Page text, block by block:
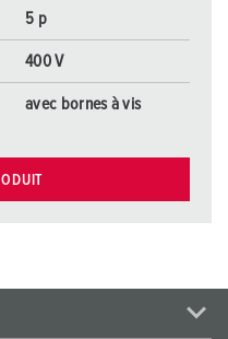
5 p
400 V
avec bornes à vis